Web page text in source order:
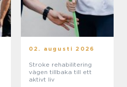
02. augusti 2026
Stroke rehabilitering
vägen tillbaka till ett
aktivt liv